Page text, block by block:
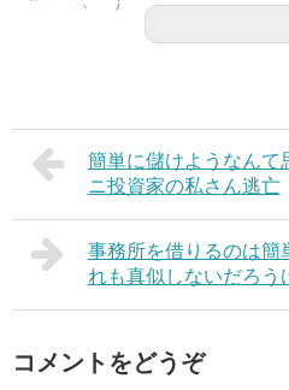
簡単に儲けようなんて
ニ投資家の私さん逃亡
事務所を借りるのは簡
れも真似しないだろう
コメントをどうぞ